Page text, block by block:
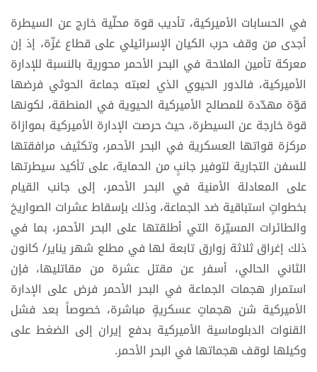
في الحسابات الأميركية، تأديب قوة محلّية خارج عن السيطرة
أجدى من وقف حرب الكيان الإسرائيلي على قطاع غزّة، إذ إن
معركة تأمين الملاحة في البحر الأحمر محورية بالنسبة للإدارة
الأميركية، فالدور الحيوي الذي لعبته جماعة الحوثي فرضها
قوّة مهدّدة للمصالح الأميركية الحيوية في المنطقة، لكونها
قوة خارجة عن السيطرة، حيث حرصت الإدارة الأميركية بموازاة
مركزة قواتها العسكرية في البحر الأحمر، وتكثيف مرافقتها
للسفن التجارية لتوفير جانبٍ من الحماية، على تأكيد سيطرتها
على المعادلة الأمنية في البحر الأحمر، إلى جانب القيام
بخطواتٍ استباقية ضد الجماعة، وذلك بإسقاط عشرات الصواريخ
والطائرات المسيّرة التي أطلقتها على البحر الأحمر، بما في
ذلك إغراق ثلاثة زوارق تابعة لها في مطلع شهر يناير/ كانون
الثاني الحالي، أسفر عن مقتل عشرة من مقاتليها، فإن
استمرار هجمات الجماعة في البحر الأحمر فرض على الإدارة
الأميركية شن هجماتٍ عسكريةٍ مباشرة، خصوصاً بعد فشل
القنوات الدبلوماسية الأميركية بدفع إيران إلى الضغط على
وكيلها لوقف هجماتها في البحر الأحمر.